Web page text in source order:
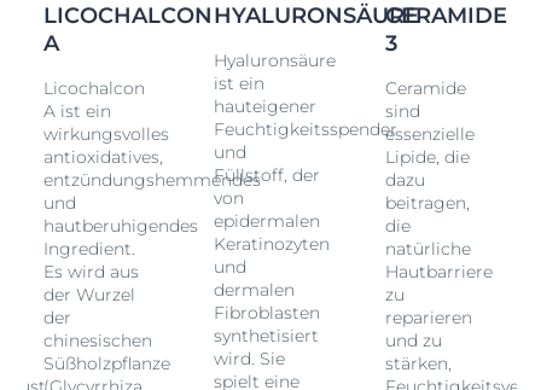
LICOCHALCON
A
Licochalcon
A ist ein
wirkungsvolles
antioxidatives,
entzündungshemmendes
und
hautberuhigendes
Ingredient.
Es wird aus
der Wurzel
der
chinesischen
Süßholzpflanze
HYALURONSÄURE
Hyaluronsäure
ist ein
hauteigener
Feuchtigkeitsspender
und
Füllstoff, der
von
epidermalen
Keratinozyten
und
dermalen
Fibroblasten
synthetisiert
wird. Sie
spielt eine
CERAMIDE
3
Ceramide
sind
essenzielle
Lipide, die
dazu
beitragen,
die
natürliche
Hautbarriere
zu
reparieren
und zu
stärken,